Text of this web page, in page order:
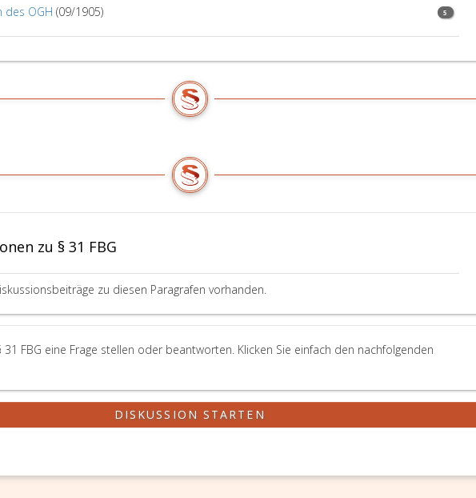
des OGH (09/1905) 5
zu § 31 FBG
zu diesen Paragrafen vorhanden.
31 FBG eine Frage stellen oder beantworten. Klicken Sie einfach den nachfolgenden
DISKUSSION STARTEN